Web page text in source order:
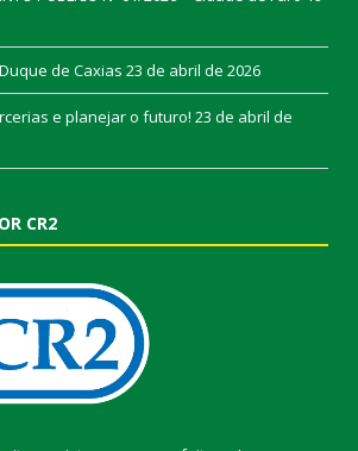
de Caxias 23 de abril de 2026
e planejar o futuro! 23 de abril de
CR2